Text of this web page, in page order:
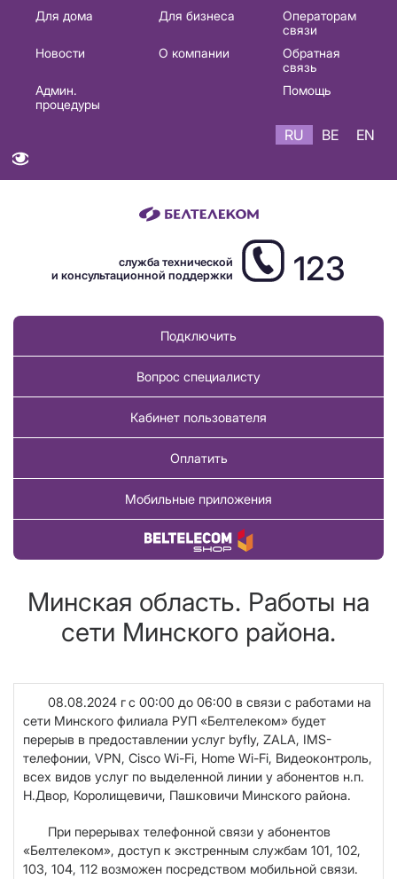
Основная
навигация
Для дома Для бизнеса
Операторам
связи
Новости
О компании
Обратная
связь
Админ.
процедуры
Помощь
RU BE EN
служба технической
и консультационной поддержки
123
Подключить
Вопрос специалисту
Кабинет пользователя
Оплатить
Мобильные приложения
Купить товар
Минская область. Работы на
сети Минского района.
08.08.2024 гс 00:00 до 06:00 в связи с работами на
сети Минского филиала РУП «Белтелеком» будет
перерыв в предоставлении услуг byfly, ZALA, IMS-
телефонии, VPN, Cisco Wi-Fi, Home Wi-Fi, Видеоконтроль,
всех видов услуг по выделенной линии у абонентов н.п.
Н.Двор, Королищевичи, Пашковичи Минского района.
При перерывах телефонной связи у абонентов
«Белтелеком», доступ к экстренным службам 101, 102,
103, 104, 112 возможен посредством мобильной связи.